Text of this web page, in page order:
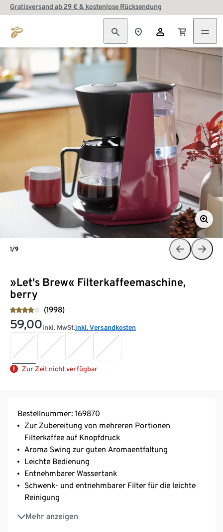
Gratisversand ab 29 € & kostenlose Rücksendung
»Let's Brew« Filterkaffeemaschine,
berry
(1998)
59,00inkl. MwSt.inkl. Versandkosten
Zur Zeit nicht verfügbar
1/9
Bestellnummer: 169870
Zur Zubereitung von mehreren Portionen
Filterkaffee auf Knopfdruck
Aroma Swing zur guten Aromaentfaltung
Leichte Bedienung
Entnehmbarer Wassertank
Schwenk- und entnehmbarer Filter für die leichte
Reinigung
Mehr anzeigen
Dosierhilfe auf Wassertank dank mitgeliefertem Lot
1,25 l Glaskaraffe für mindestens 10 Tassen